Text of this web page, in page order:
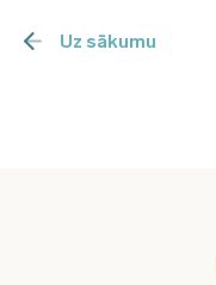
Uz sākumu